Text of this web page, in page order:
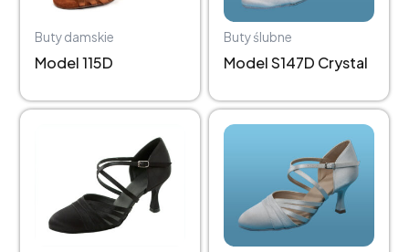
Buty damskie
115D
Buty ślubne
S147D Crystal